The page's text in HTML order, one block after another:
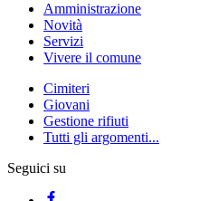
Amministrazione
Novità
Servizi
Vivere il comune
Cimiteri
Giovani
Gestione rifiuti
Tutti gli argomenti...
Seguici su